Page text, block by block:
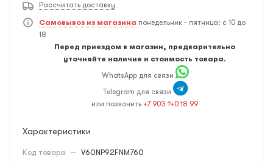
Рассчитать доставку
Самовывоз из магазина понедельник - пятница: с 10 до
18
Перед приездом в магазин, предварительно
уточняйте наличие и стоимость товара.
WhatsApp для связи
Telegram для связи
или позвонить +7 903 140 18 99
Характеристики
Код товара — V60NP92FNM760